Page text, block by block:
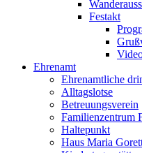
Festakt
Ehrenamt
Ehrenamtliche
Alltagslotse
Betreuungsverein
Familienzentrum
Haltepunkt
Haus Maria